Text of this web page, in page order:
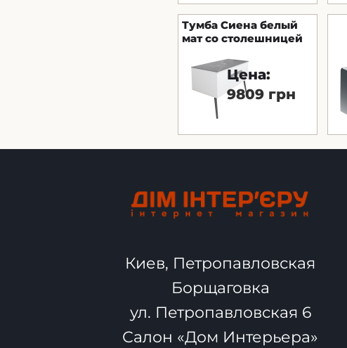
Тумба Сиена белый
мат со столешницей
умывальника
Цена:
9809 грн
Киев, Петропавловская
Борщаговка
ул. Петропавловская 6
Салон «Дом Интерьера»